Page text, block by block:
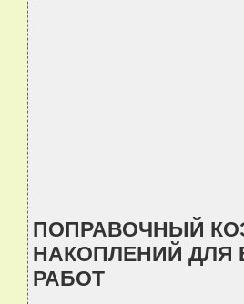
ПОПРАВОЧНЫЙ
НАКОПЛЕНИЙ ДЛЯ
РАБОТ